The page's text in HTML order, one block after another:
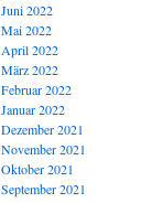
Juni 2022
Mai 2022
April 2022
März 2022
Februar 2022
Januar 2022
Dezember 2021
November 2021
Oktober 2021
September 2021